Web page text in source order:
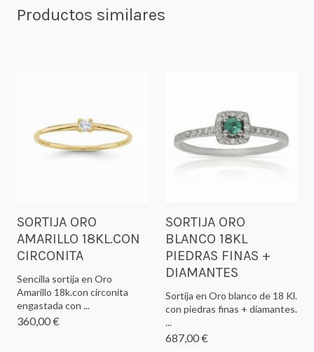
Productos similares
SORTIJA ORO
AMARILLO 18KL.CON
CIRCONITA
Sencilla sortija en Oro
Amarillo 18k.con circonita
engastada con ...
360,00 €
SORTIJA ORO
BLANCO 18KL
PIEDRAS FINAS +
DIAMANTES
Sortija en Oro blanco de 18 Kl.
con piedras finas + diamantes.
...
687,00 €